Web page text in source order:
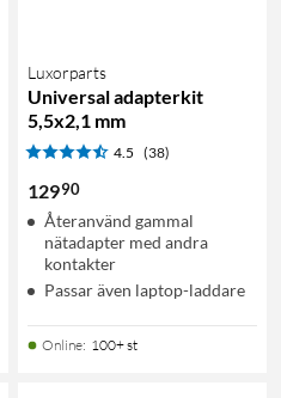
Luxorparts
Universal adapterkit
5,5x2,1 mm
4.5 (38)
12990
Återanvänd gammal
nätadapter med andra
kontakter
Passar även laptop-laddare
Online: 100+ st